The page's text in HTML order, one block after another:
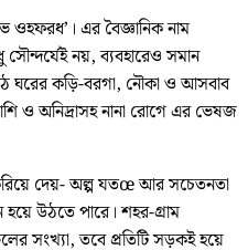
এর বৈজ্ঞানিক নাম
নয়, ব্যবহারেও সমান
ঘরের কড়ি-বরগা, নৌকা ও আসবাব
ও অনিদ্রাসহ নানা রোগে এর ভেষজ
দেয়- অল্প যতœ আর সচেতনতা
উঠতে পারে। শহর-গ্রাম
সংখ্যা, তবে প্রতিটি সড়কই হয়ে